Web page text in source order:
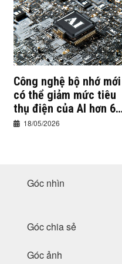
Công nghệ bộ nhớ mới
có thể giảm mức tiêu
thụ điện của AI hơn 60
lần18/05/2026
Góc nhìn
Góc chia sẻ
Góc ảnh